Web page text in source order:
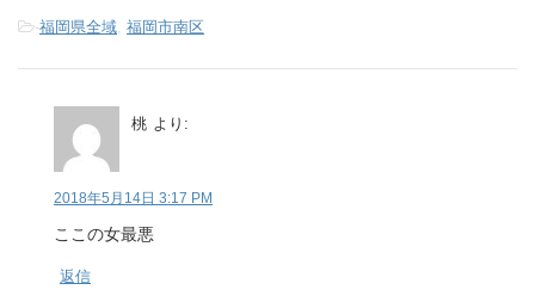
-福岡県全域, 福岡市南区
桃 より:
2018年5月14日 3:17 PM
ここの女最悪
返信